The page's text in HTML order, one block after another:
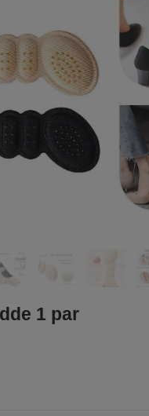
1 par